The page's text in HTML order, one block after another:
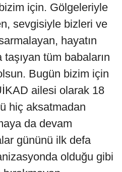
için. Gölgeleriyle
sevgisiyle bizleri ve
hayatın
tüm babaların
Bugün bizim için
ailesi olarak 18
hiç aksatmadan
da devam
gününü ilk defa
olduğu gibi